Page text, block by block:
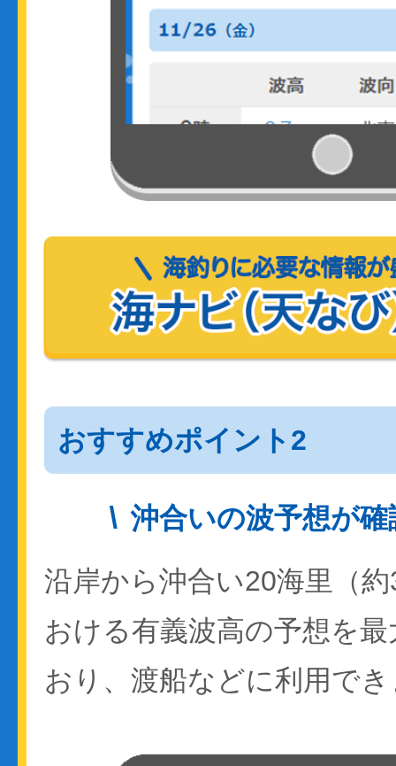
おすすめポイント2
沖合いの波予想が
沿岸から沖合い20海里（
おける有義波高の予想を
おり、渡船などに利用で